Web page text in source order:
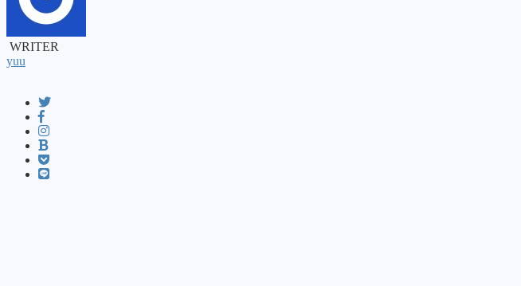
WRITER
yuu